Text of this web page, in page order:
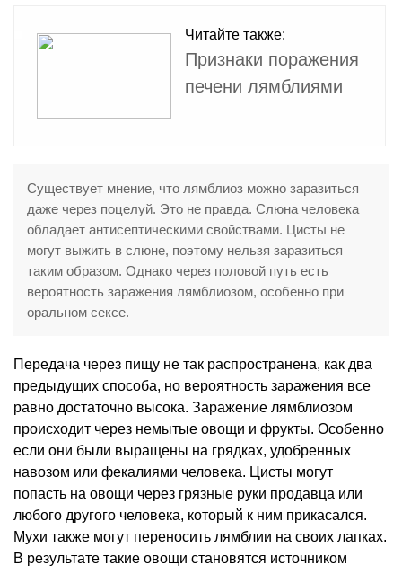
Читайте также:
Признаки поражения
печени лямблиями
Существует мнение, что лямблиоз можно заразиться
даже через поцелуй. Это не правда. Слюна человека
обладает антисептическими свойствами. Цисты не
могут выжить в слюне, поэтому нельзя заразиться
таким образом. Однако через половой путь есть
вероятность заражения лямблиозом, особенно при
оральном сексе.
Передача через пищу не так распространена, как два
предыдущих способа, но вероятность заражения все
равно достаточно высока. Заражение лямблиозом
происходит через немытые овощи и фрукты. Особенно
если они были выращены на грядках, удобренных
навозом или фекалиями человека. Цисты могут
попасть на овощи через грязные руки продавца или
любого другого человека, который к ним прикасался.
Мухи также могут переносить лямблии на своих лапках.
В результате такие овощи становятся источником